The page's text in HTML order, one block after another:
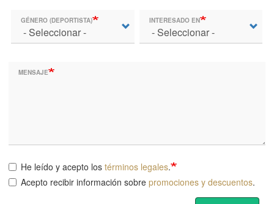
GÉNERO (DEPORTISTA) INTERESADO EN
MENSAJE
He leído y acepto los términos legales.
Acepto recibir información sobre promociones y descuentos.